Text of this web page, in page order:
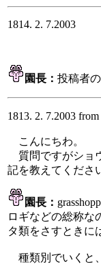
1814. 2. 7.2003
園長： 投稿者
1813. 2. 7.2003
こんにちわ。
質問ですがショ
記を教えてくださ
園長：
ロギなどの総称な
タ類をさすときに
種類別でいくと